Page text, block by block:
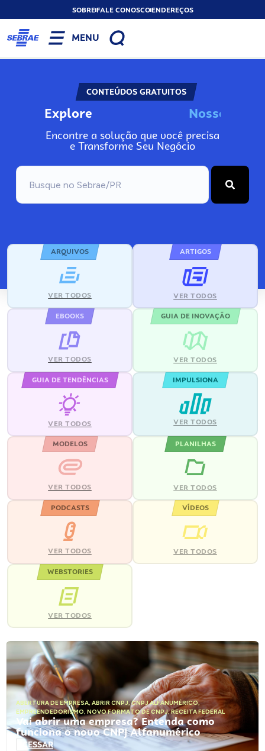
SOBREFALE CONOSCOENDEREÇOS
MENU
CONTEÚDOS GRATUITOS
Explore Nosso
Encontre a solução que você precisa
e Transforme Seu Negócio
ARQUIVOS
VER TODOS
ARTIGOS
VER TODOS
EBOOKS
VER TODOS
GUIA DE INOVAÇÃO
VER TODOS
GUIA DE TENDÊNCIAS
VER TODOS
IMPULSIONA
VER TODOS
MODELOS
VER TODOS
PLANILHAS
VER TODOS
PODCASTS
VER TODOS
VÍDEOS
VER TODOS
WEBSTORIES
VER TODOS
ABERTURA DE EMPRESA, ABRIR CNPJ,CNPJ ALFANUMÉRICO,
EMPREENDEDORISMO, NOVO FORMATO DE CNPJ,RECEITA FEDERAL
Vai abrir uma empresa? Entenda como
funciona o novo CNPJ Alfanumérico
ACESSAR